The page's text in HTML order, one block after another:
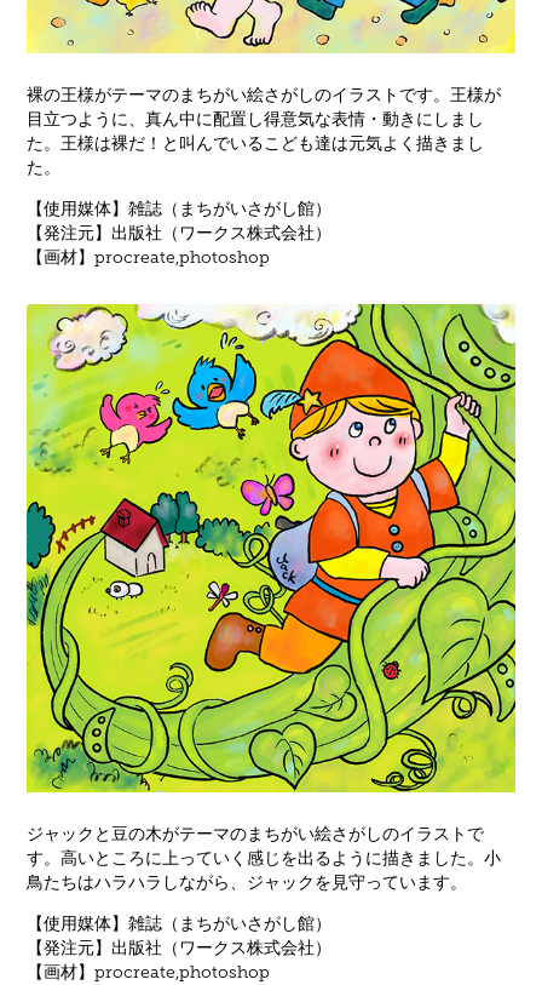
裸の王様がテーマのまちがい絵さがしのイラストです。王様が
目立つように、真ん中に配置し得意気な表情・動きにしまし
た。王様は裸だ！と叫んでいるこども達は元気よく描きまし
た。
【使用媒体】雑誌（まちがいさがし館）
【発注元】出版社（ワークス株式会社）
【画材】procreate,photoshop
ジャックと豆の木がテーマのまちがい絵さがしのイラストで
す。高いところに上っていく感じを出るように描きました。小
鳥たちはハラハラしながら、ジャックを見守っています。
【使用媒体】雑誌（まちがいさがし館）
【発注元】出版社（ワークス株式会社）
【画材】procreate,photoshop